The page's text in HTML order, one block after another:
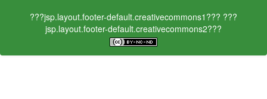
???jsp.layout.footer-default.creativecommons1??? ???
jsp.layout.footer-default.creativecommons2???